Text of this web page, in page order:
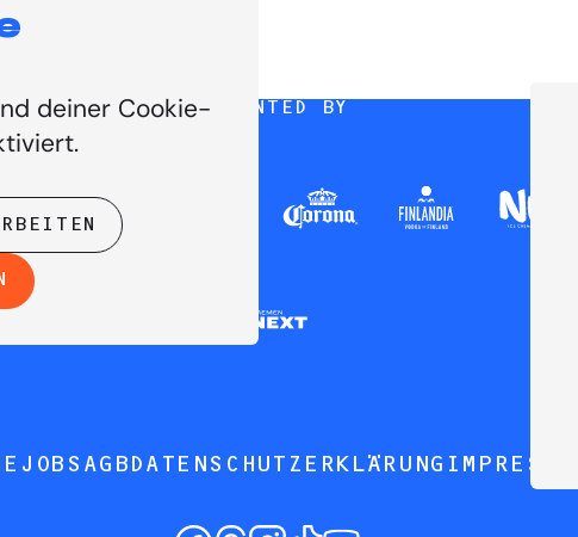
deiner Cookie-PRESENTED BY
JOBS AGB DATENSCHUTZERKLÄRUNG IMPRESSUM